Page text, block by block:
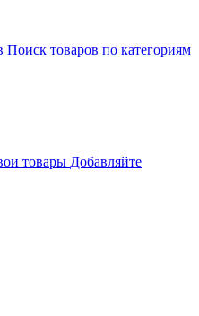
Поиск товаров по категориям
товары Добавляйте